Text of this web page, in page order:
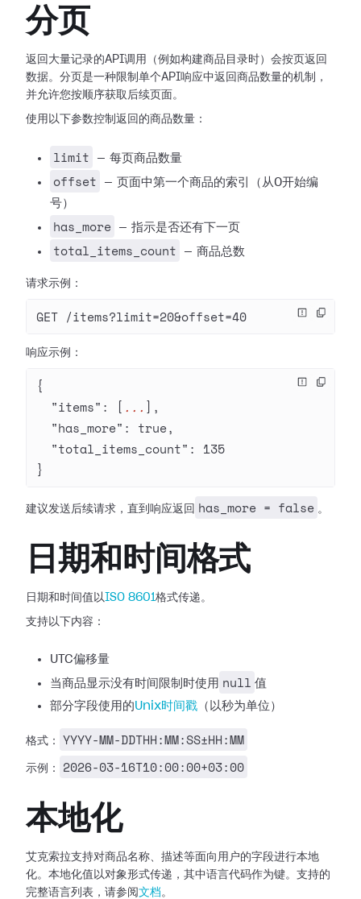
分页
返回大量记录的API调用（例如构建商品目录时）会按页返回
数据。分页是一种限制单个API响应中返回商品数量的机制，
并允许您按顺序获取后续页面。
使用以下参数控制返回的商品数量：
limit — 每页商品数量
offset
— 页面中第一个商品的索引（从0开始编
号）
has_more — 指示是否还有下一页
total_items_count — 商品总数
请求示例：
GET /items?limit=20&offset=40
响应示例：
{
  "items"
: [ ... ],
  "has_more"
: true,
  "total_items_count"
: 135
}
建议发送后续请求，直到响应返回 has_more = false 。
日期和时间格式
日期和时间值以ISO 8601格式传递。
支持以下内容：
UTC偏移量
当商品显示没有时间限制时使用 null 值
部分字段使用的Unix时间戳 （以秒为单位）
格式： YYYY-MM-DDTHH:MM:SS±HH:MM
示例： 2026-03-16T10:00:00+03:00
本地化
艾克索拉支持对商品名称、描述等面向用户的字段进行本地
化。本地化值以对象形式传递，其中语言代码作为键。支持的
完整语言列表，请参阅 文档。